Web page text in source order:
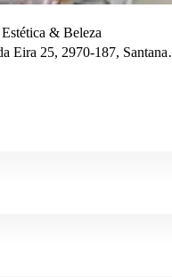
& Beleza
Eira 25, 2970-187, Santana,